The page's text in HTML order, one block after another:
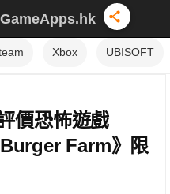
Xbox UBISOFT
價恐怖遊戲
Farm》限